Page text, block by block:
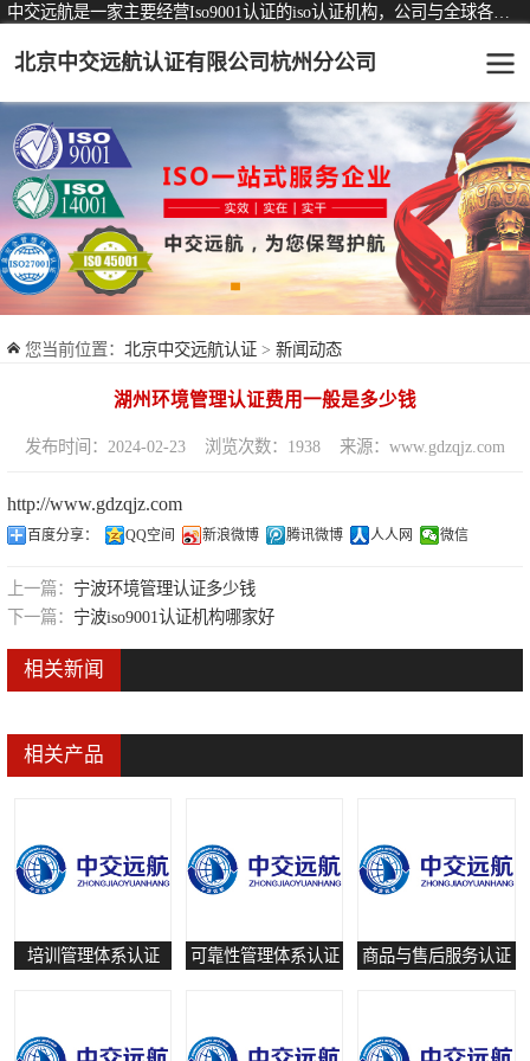
北京中交远航认证有限公司杭州分公司
您当前位置： 北京中交远航认证 > 新闻动态
湖州环境管理认证费用一般是多少钱
发布时间：2024-02-23 浏览次数：1938 来源：www.gdzqjz.com
http://www.gdzqjz.com
百度分享： QQ空间 新浪微博 腾讯微博 人人网 微信
上一篇： 宁波环境管理认证多少钱
下一篇： 宁波iso9001认证机构哪家好
相关新闻
相关产品
培训管理体系认证 可靠性管理体系认证 商品与售后服务认证
认证服务 可从事认证业务一览表
ISO9001质量管理体系认证
ISO14001环境管理体系认证
ISO45001职业健康安全管理体系认证
交通运输服务认证
ISO27001信息安全管理体系认证
培训管理体系认证